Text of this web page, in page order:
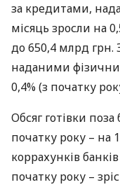
за кредитами,
місяць зросли на
до 650,4 млрд
наданими
0,4% (з початку
Обсяг готівки
початку року – на
коррахунків
початку року –